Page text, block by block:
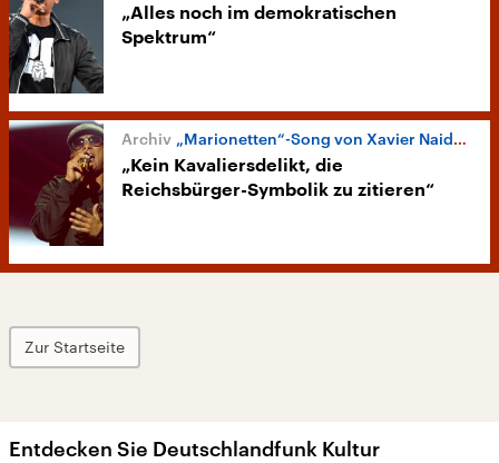
„Alles noch im demokratischen
Spektrum“
„Marionetten“-Song von Xavier Naidoo
„Kein Kavaliersdelikt, die
Reichsbürger-Symbolik zu zitieren“
Zur Startseite
Entdecken Sie Deutschlandfunk Kultur